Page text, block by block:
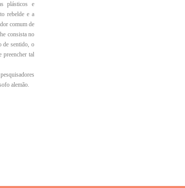
plásticos e
rebelde e a
comum de
consista no
de sentido, o
preencher tal
alemão.